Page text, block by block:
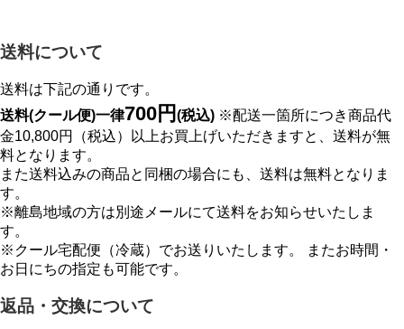
送料について
送料は下記の通りです。
送料(クール便)一律700円 (税込) ※配送一箇所につき商品代
金10,800円（税込）以上お買上げいただきますと、送料が無
料となります。
また送料込みの商品と同梱の場合にも、送料は無料となりま
す。
※離島地域の方は別途メールにて送料をお知らせいたしま
す。
※クール宅配便（冷蔵）でお送りいたします。 またお時間・
お日にちの指定も可能です。
返品・交換について